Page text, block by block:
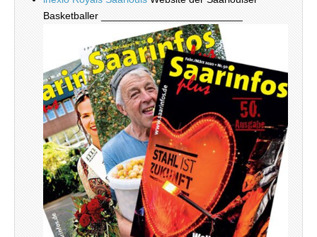
Basketballer _________________________